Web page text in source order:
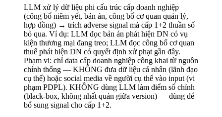
LLM xử lý dữ liệu phi cấu trúc cấp doanh nghiệp
(công bố niêm yết, bản án, công bố cơ quan quản lý,
hợp đồng) → trích adverse signal mà cấp 1+2 thuần số
bỏ qua. Ví dụ: LLM đọc bản án phát hiện DN có vụ
kiện thương mại đang treo; LLM đọc công bố cơ quan
thuế phát hiện DN có quyết định xử phạt gần đây.
Phạm vi: chỉ data cấp doanh nghiệp công khai từ nguồn
chính thống — KHÔNG đưa dữ liệu cá nhân (lãnh đạo
cụ thể) hoặc social media về người cụ thể vào input (vi
phạm PDPL). KHÔNG dùng LLM làm điểm số chính
(black-box, không nhất quán giữa version) — dùng để
bổ sung signal cho cấp 1+2.